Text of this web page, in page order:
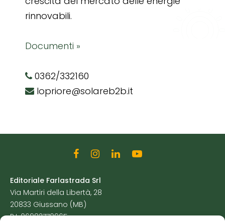
rinnovabili.
Documenti »
0362/332160
lopriore@solareb2b.it
Editoriale Farlastrada Srl
Via Martiri della Libertà, 28
20833 Giussano (MB)
P.I. 06982770965